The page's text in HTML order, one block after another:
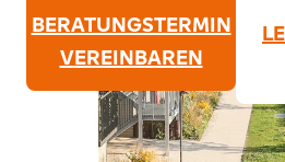
BERATUNGSTERMIN
VEREINBAREN